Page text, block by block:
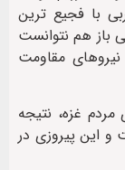
با فجیع ترین
باز هم نتوانست
نیروهای مقاومت
مردم غزه، نتیجه
و این پیروزی در